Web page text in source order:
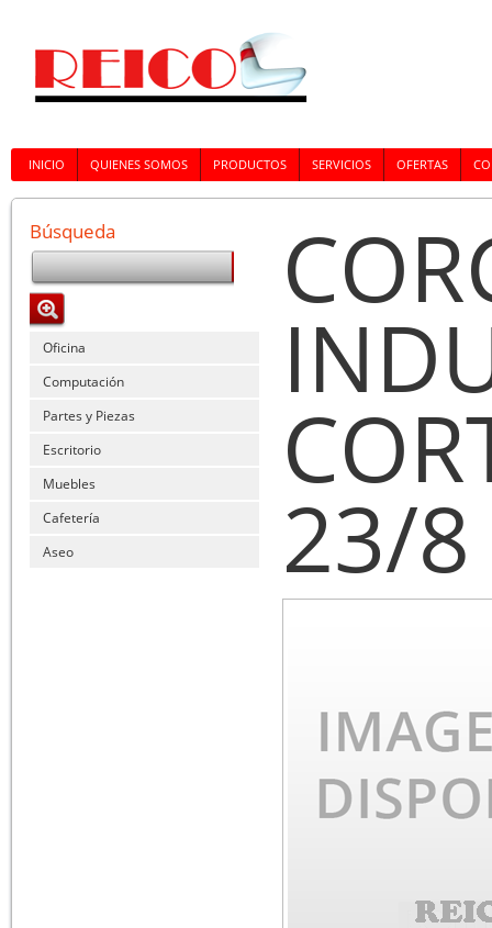
INICIO QUIENES SOMOS PRODUCTOS SERVICIOS OFERTAS
Búsqueda
Oficina
Computación
Partes y Piezas
Escritorio
Muebles
Cafetería
Aseo
23/8